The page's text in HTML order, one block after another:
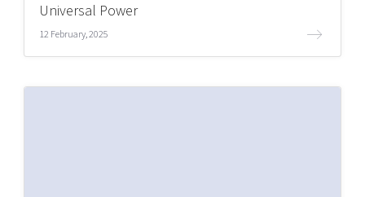
Universal Power
12 February, 2025